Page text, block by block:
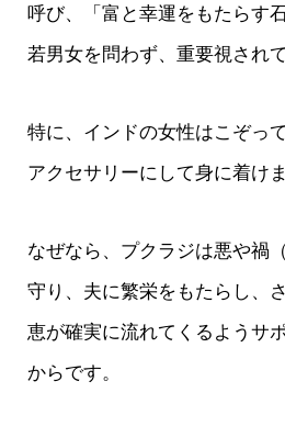
呼び、「富と幸運をもたらす
若男女を問わず、重要視され
特に、インドの女性はこぞっ
アクセサリーにして身に着けま
なぜなら、プクラジは悪や禍
守り、夫に繁栄をもたらし、
恵が確実に流れてくるようサ
からです。